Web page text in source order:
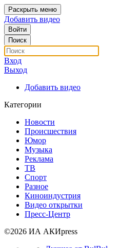
Раскрыть меню
Добавить видео
Войти
Поиск
Вход
Выход
Добавить видео
Категории
Новости
Происшествия
Юмор
Музыка
Реклама
ТВ
Спорт
Разное
Киноиндустрия
Видео открытки
Пресс-Центр
©2026 ИА АКИpress